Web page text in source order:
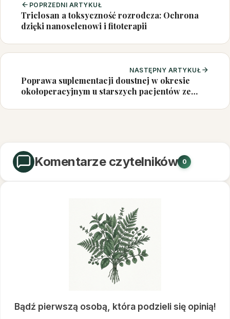
POPRZEDNI ARTYKUŁ
Triclosan a toksyczność rozrodcza: Ochrona
dzięki nanoselenowi i fitoterapii
NASTĘPNY ARTYKUŁ
Poprawa suplementacji doustnej w okresie
okołoperacyjnym u starszych pacjentów ze
pilotażowego
Komentarze czytelników 0
Bądź pierwszą osobą, która podzieli się opinią!